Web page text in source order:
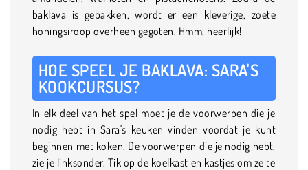
baklava is gebakken, wordt er een kleverige, zoete
honingsiroop overheen gegoten. Hmm, heerlijk!
HOE SPEEL JE BAKLAVA: SARA'S
KOOKCURSUS?
In elk deel van het spel moet je de voorwerpen die je
nodig hebt in Sara's keuken vinden voordat je kunt
beginnen met koken. De voorwerpen die je nodig hebt,
zie je linksonder. Tik op de koelkast en kastjes om ze te